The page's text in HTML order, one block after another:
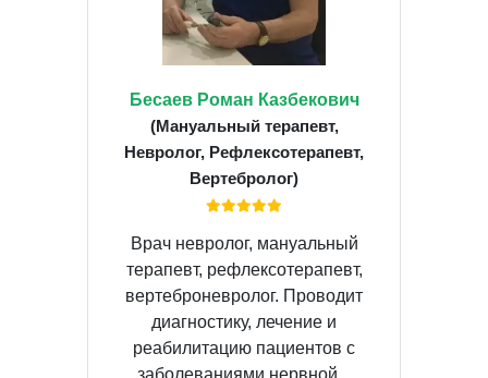
Бесаев Роман Казбекович
(Мануальный терапевт,
Невролог, Рефлексотерапевт,
Вертебролог)
Врач невролог, мануальный
терапевт, рефлексотерапевт,
вертеброневролог. Проводит
диагностику, лечение и
реабилитацию пациентов с
заболеваниями нервной...